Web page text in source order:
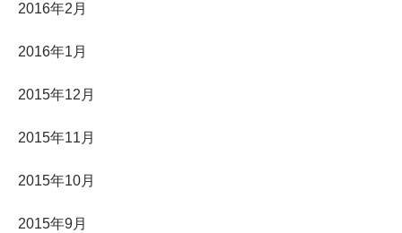
2016年2月
2016年1月
2015年12月
2015年11月
2015年10月
2015年9月